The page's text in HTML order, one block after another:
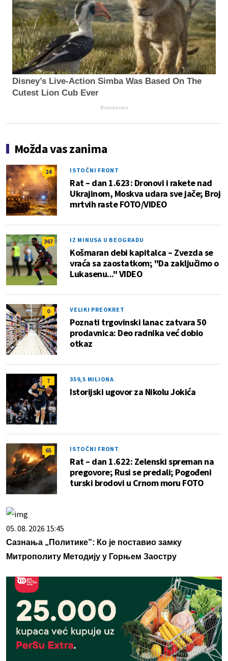
Disney’s Live-Action Simba Was Based On The
Cutest Lion Cub Ever
Brainberries
Možda vas zanima
24 ISTOČNI FRONT
Rat – dan 1.623: Dronovi i rakete nad
Ukrajinom, Moskva udara sve jače; Broj
mrtvih raste FOTO/VIDEO
367 IZ MINUSA U BEOGRADU
Košmaran debi kapitalca – Zvezda se
vraća sa zaostatkom; "Da zaključimo o
Lukasenu..." VIDEO
0 VELIKI PREOKRET
Poznati trgovinski lanac zatvara 50
prodavnica: Deo radnika već dobio
otkaz
7 359,5 MILIONA
Istorijski ugovor za Nikolu Jokića
65 ISTOČNI FRONT
Rat – dan 1.622: Zelenski spreman na
pregovore; Rusi se predali; Pogođeni
turski brodovi u Crnom moru FOTO
05. 08. 2026 15:45
Сазнања „Политике”: Ко је поставио замку
Митрополиту Методију у Горњем Заостру